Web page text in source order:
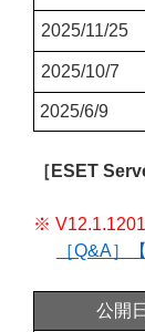
2025/11/25
2025/10/7
2025/6/9
［ESET
※
［Q&A］
公開日